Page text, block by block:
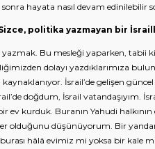
hayata nasıl devam edinilebilir
politika yazmayan bir
yazmak. Bu mesleği yaparken,
dolayı yazdıklarımıza
İsrail’de gelişen
doğdum, İsrail vatandaşıyım.
ev kurduk. Buranın Yahudi
olduğunu düşünüyorum. Bir
hâlâ evimiz mi yoksa bir kale